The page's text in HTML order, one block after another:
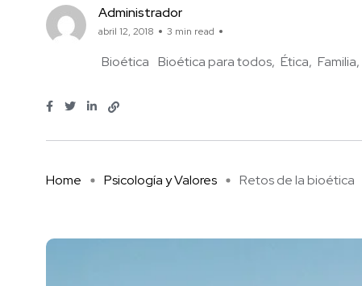
Administrador
abril 12, 2018 3 min read
Bioética Bioética para todos Ética Familia
Home Psicología y Valores Retos de la bioética